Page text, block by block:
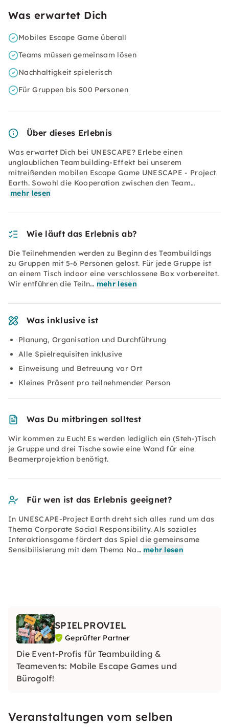
Was erwartet Dich
Mobiles Escape Game überall
Teams müssen gemeinsam lösen
Nachhaltigkeit spielerisch
Für Gruppen bis 500 Personen
Über dieses Erlebnis
Was erwartet Dich bei UNESCAPE? Erlebe einen
unglaublichen Teambuilding-Effekt bei unserem
mitreißenden mobilen Escape Game UNESCAPE - Project
Earth. Sowohl die Kooperation zwischen den Team…
mehr lesen
Wie läuft das Erlebnis ab?
Die Teilnehmenden werden zu Beginn des Teambuildings
zu Gruppen mit 5-6 Personen gelost. Für jede Gruppe ist
an einem Tisch indoor eine verschlossene Box vorbereitet.
Wir entführen die Teiln… mehr lesen
Was inklusive ist
Planung, Organisation und Durchführung
Alle Spielrequisiten inklusive
Einweisung und Betreuung vor Ort
Kleines Präsent pro teilnehmender Person
Was Du mitbringen solltest
Wir kommen zu Euch! Es werden lediglich ein (Steh-)Tisch
je Gruppe und drei Tische sowie eine Wand für eine
Beamerprojektion benötigt.
Für wen ist das Erlebnis geeignet?
In UNESCAPE-Project Earth dreht sich alles rund um das
Thema Corporate Social Responsibility. Als soziales
Interaktionsgame fördert das Spiel die gemeinsame
Sensibilisierung mit dem Thema Na… mehr lesen
SPIELPROVIEL
Geprüfter Partner
Die Event-Profis für Teambuilding &
Teamevents: Mobile Escape Games und
Bürogolf!
Veranstaltungen vom selben